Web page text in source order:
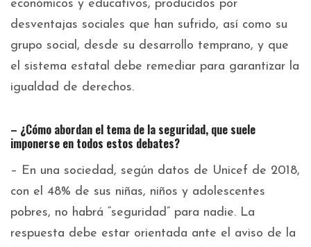
económicos y educativos, producidos por
desventajas sociales que han sufrido, así como su
grupo social, desde su desarrollo temprano, y que
el sistema estatal debe remediar para garantizar la
igualdad de derechos.
– ¿Cómo abordan el tema de la seguridad, que suele
imponerse en todos estos debates?
– En una sociedad, según datos de Unicef de 2018,
con el 48% de sus niñas, niños y adolescentes
pobres, no habrá “seguridad” para nadie. La
respuesta debe estar orientada ante el aviso de la